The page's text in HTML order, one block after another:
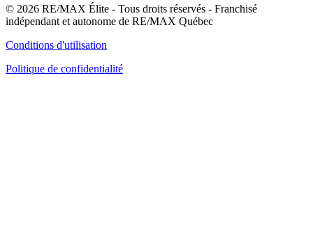
© 2026 RE/MAX Élite - Tous droits réservés - Franchisé
indépendant et autonome de RE/MAX Québec
Conditions d'utilisation
Politique de confidentialité